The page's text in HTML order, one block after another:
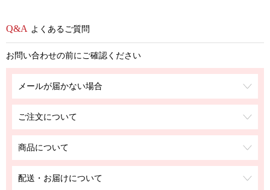
よくあるご質問
お問い合わせの前にご確認ください
メールが届かない場合
ご注文について
商品について
配送・お届けについて